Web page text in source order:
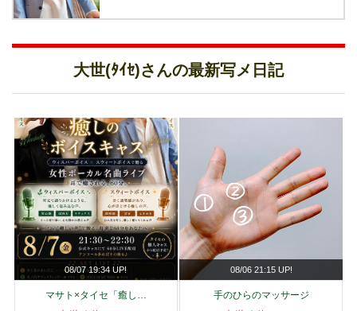
大世(ﾀｲｾ)さんの最新写メ日記
08/07 19:34 UP!
マサト×タイセ「癒し…
08/06 21:15 UP!
手のひらのマッサージ